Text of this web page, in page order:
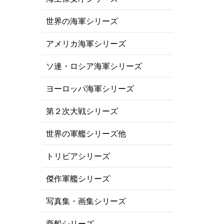
世界の海軍シリーズ
アメリカ海軍シリーズ
ソ連・ロシア海軍シリーズ
ヨーロッパ海軍シリーズ
第２次大戦シリーズ
世界の軍艦シリーズ他
トリビアシリーズ
傑作軍艦シリーズ
写真集・画集シリーズ